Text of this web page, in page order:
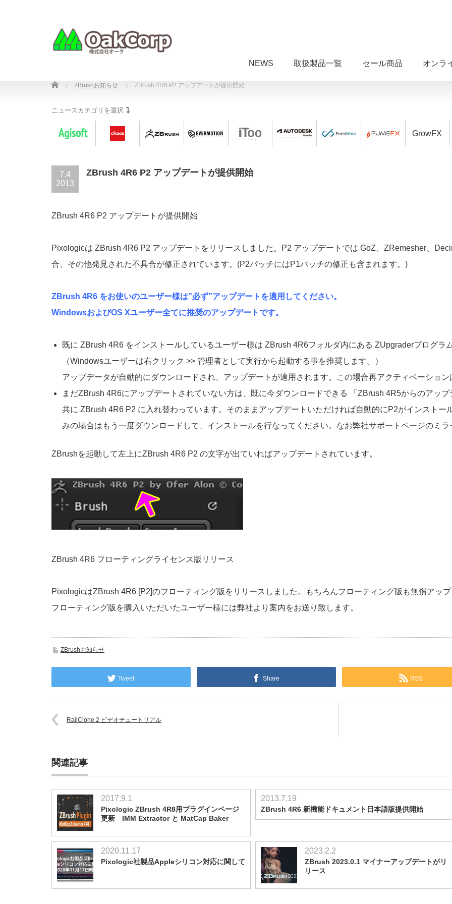
NEWS 取扱製品一覧 セール商品 オンラ
Home ZBrushお知らせ ZBrush 4R6 P2 アップデートが提供開始
ニュースカテゴリを選択
GrowFX
7.4
2013
ZBrush 4R6 P2 アップデートが提供開始
ZBrush 4R6 P2 アップデートが提供開始
Pixologicは ZBrush 4R6 P2 アップデートをリリースしました。P2 アップデートでは GoZ、ZRemesher、
合、その他発見された不具合が修正されています。(P2パッチにはP1パッチの修正も含まれます。)
ZBrush 4R6 をお使いのユーザー様は”必ず”アップデートを適用してください。
WindowsおよびOS Xユーザー全てに推奨のアップデートです。
既に ZBrush 4R6 をインストールしているユーザー様は ZBrush 4R6フォルダ内にある ZUpgraderプログラ
（Windowsユーザーは右クリック >> 管理者として実行から起動する事を推奨します。）
アップデータが自動的にダウンロードされ、アップデートが適用されます。この場合再アクティベーション
まだZBrush 4R6にアップデートされていない方は、既に今ダウンロードできる 「ZBrush 4R5からのアッ
共に ZBrush 4R6 P2 に入れ替わっています。そのままアップデートいただければ自動的にP2がインストー
みの場合はもう一度ダウンロードして、インストールを行なってください。なお弊社サポートページのミラ
ZBrushを起動して左上にZBrush 4R6 P2 の文字が出ていればアップデートされています。
ZBrush 4R6 フローティングライセンス版リリース
PixologicはZBrush 4R6 [P2]のフローティング版をリリースしました。もちろんフローティング版も無償アップ
フローティング版を購入いただいたユーザー様には弊社より案内をお送り致します。
ZBrushお知らせ
Tweet Share RSS
RailClone 2 ビデオチュートリアル
関連記事
2017.9.1
Pixologic ZBrush 4R8用プラグインページ
更新 IMM Extractor と MatCap Baker
2013.7.19
ZBrush 4R6 新機能ドキュメント日本語版提供開始
2020.11.17
Pixologic社製品Appleシリコン対応に関して
2023.2.2
ZBrush 2023.0.1 マイナーアップデートがリ
リース